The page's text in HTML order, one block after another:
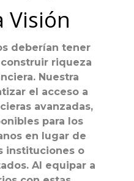
Visión
deberían tener
riqueza
Nuestra
el acceso a
avanzadas,
para los
en lugar de
instituciones o
Al equipar a